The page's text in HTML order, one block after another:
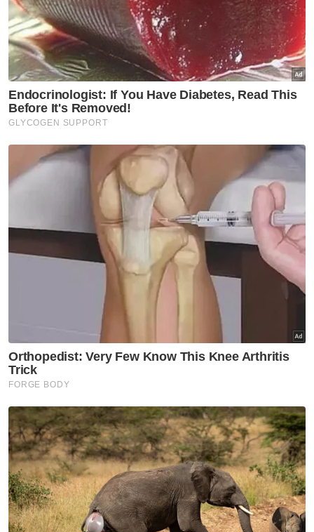
BERLAKU jujurlah dalam setiap urusan kehidupan walaupun
dalam perkara yang dilihat remeh seperti membeli minuman
daripada mesin air layan diri. -Gambar hiasan/ Foto: CANVA
Muat turun aplikasi Sinar Harian.Klik di sini!
Jawab soalan kaji selidik dandapatkan
baucar tunai.
×
Apakah status hubungan anda?
Bujang
VPoints: 0
Sinar Islam
Artikel Disyorkan
Hukum
Apakah hukum buat tahlil
selepas kematian?